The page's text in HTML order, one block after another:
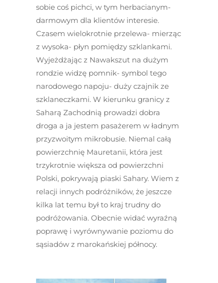
sobie coś pichci, w tym herbacianym-
darmowym dla klientów interesie.
Czasem wielokrotnie przelewa- mierząc
z wysoka- płyn pomiędzy szklankami.
Wyjeżdżając z Nawakszut na dużym
rondzie widzę pomnik- symbol tego
narodowego napoju- duży czajnik ze
szklaneczkami. W kierunku granicy z
Saharą Zachodnią prowadzi dobra
droga a ja jestem pasażerem w ładnym
przyzwoitym mikrobusie. Niemal całą
powierzchnię Mauretanii, która jest
trzykrotnie większa od powierzchni
Polski, pokrywają piaski Sahary. Wiem z
relacji innych podróżników, że jeszcze
kilka lat temu był to kraj trudny do
podróżowania. Obecnie widać wyraźną
poprawę i wyrównywanie poziomu do
sąsiadów z marokańskiej północy.